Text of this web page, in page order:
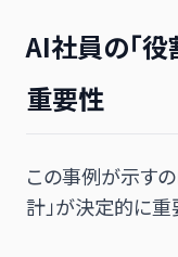
AI社員の「
重要性
この事例が示す
計」が決定的に重